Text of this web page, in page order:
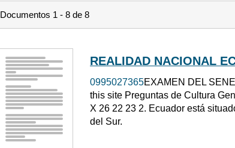
Documentos 1 - 8 de 8
REALIDAD NACIONAL
0995027365EXAMEN DEL
this site Preguntas de Cultura
X 26 22 23 2. Ecuador está
del Sur.